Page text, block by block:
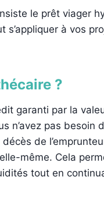
le prêt viager
à vos
?
garanti par la
n’avez pas besoin
de
même. Cela
tout en